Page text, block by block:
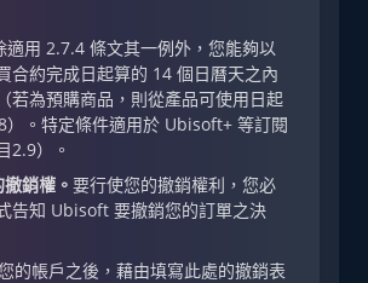
適用 2.7.4 條文其一例外，您能夠以
合約完成日起算的 14 個日曆天之內
若為預購商品，則從產品可使用日起
）。特定條件適用於 Ubisoft+ 等訂閱
2.9）。
銷權。 要行使您的撤銷權利，您必
告知 Ubisoft 要撤銷您的訂單之決
的帳戶之後，藉由填寫此處的撤銷表